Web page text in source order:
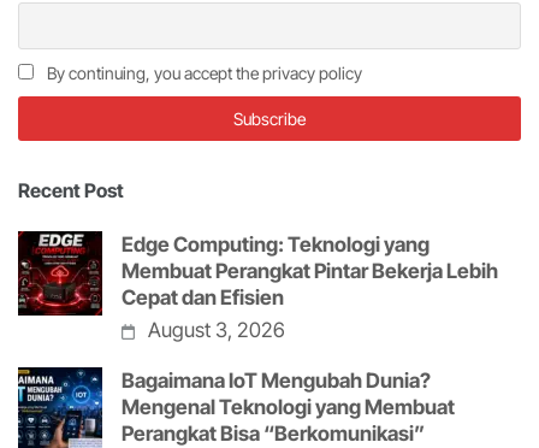
By continuing, you accept the privacy policy
Recent Post
Edge Computing: Teknologi yang
Membuat Perangkat Pintar Bekerja Lebih
Cepat dan Efisien
August 3, 2026
Bagaimana IoT Mengubah Dunia?
Mengenal Teknologi yang Membuat
Perangkat Bisa “Berkomunikasi”